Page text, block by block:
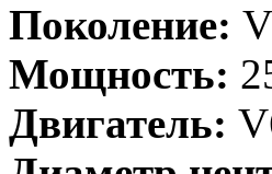
Поколение:
Мощность:
Двигатель: